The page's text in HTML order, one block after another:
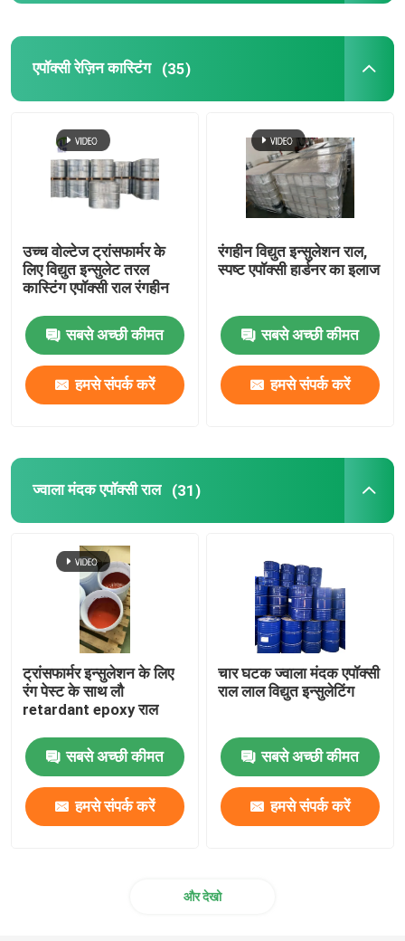
एपॉक्सी रेज़िन कास्टिंग (35)
उच्च वोल्टेज ट्रांसफार्मर के
लिए विद्युत इन्सुलेट तरल
कास्टिंग एपॉक्सी राल रंगहीन
सबसे अच्छी कीमत
हमसे संपर्क करें
रंगहीन विद्युत इन्सुलेशन राल,
स्पष्ट एपॉक्सी हार्डनर का इलाज
सबसे अच्छी कीमत
हमसे संपर्क करें
ज्वाला मंदक एपॉक्सी राल (31)
ट्रांसफार्मर इन्सुलेशन के लिए
रंग पेस्ट के साथ लौ
retardant epoxy राल
सबसे अच्छी कीमत
हमसे संपर्क करें
चार घटक ज्वाला मंदक एपॉक्सी
राल लाल विद्युत इन्सुलेटिंग
सबसे अच्छी कीमत
हमसे संपर्क करें
और देखो